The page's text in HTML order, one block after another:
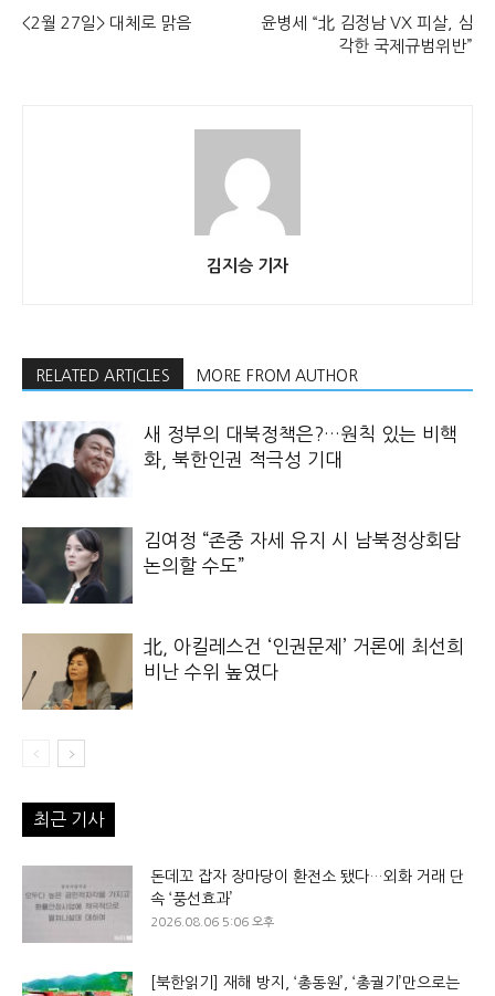
<2월 27일> 대체로 맑음
윤병세 “北 김정남 VX 피살, 심
각한 국제규범위반”
김지승 기자
RELATED ARTICLES MORE FROM AUTHOR
새 정부의 대북정책은?…원칙 있는 비핵
화, 북한인권 적극성 기대
김여정 “존중 자세 유지 시 남북정상회담
논의할 수도”
北, 아킬레스건 ‘인권문제’ 거론에 최선희
비난 수위 높였다
최근 기사
돈데꼬 잡자 장마당이 환전소 됐다…외화 거래 단
속 ‘풍선효과’
2026.08.06 5:06 오후
[북한읽기] 재해 방지, ‘총동원’, ‘총궐기’만으로는